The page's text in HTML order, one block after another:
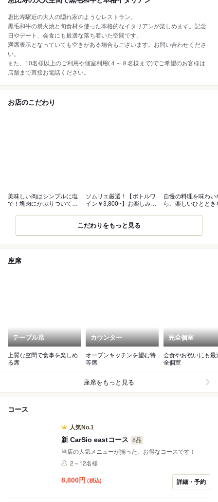
恵比寿駅近の大人の隠れ家のようなレストラン。
黒毛和牛の炭火焼と旬食材を使った本格的なイタリアンが楽しめます。記念
日やデート、会食にも最適な落ち着いた空間です。
満席表示となっていても空きがある場合もございます。お問い合わせくださ
い。
また、10名様以上のご利用や個室利用(４～８名様まで)でご希望のお客様は
店舗まで直接お電話ください。
お店のこだわり
美味しい肉はシンプルに塩
で！塊肉にかぶりついてく
ソムリエ厳選！【ボトルワ
イン￥3,800~】お楽しみく
自慢の料理を味わい
ら、楽しいひととき
こだわりをもっと見る
座席
テーブル席
上質な空間で食事を楽しめ
る席
カウンター
オープンキッチンを望む特
等席
完全個室
会食やお祝いにも最
全個室
座席をもっと見る
コース
人気No.1
新 CarSio eastコース
8品
当店の人気メニューが揃った、お得なコースです！
2～12名様
8,800円 (税込) 詳細・予約